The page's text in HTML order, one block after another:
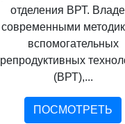
отделения ВРТ.
современными
вспомогательных
репродуктивных
(ВРТ),...
ПОСМОТРЕТЬ